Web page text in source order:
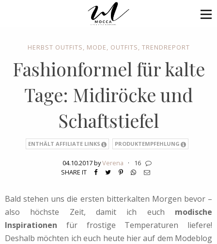
HERBST OUTFITS, MODE, OUTFITS, TRENDREPORT
Fashionformel für kalte
Tage: Midiröcke und
Schaftstiefel
ENTHÄLT AFFILIATE LINKS PRODUKTEMPFEHLUNG
04.10.2017 byVerena ·
16
SHARE IT
Bald stehen uns die ersten bitterkalten Morgen bevor –
also höchste Zeit, damit ich euch modische
Inspirationen für frostige Temperaturen liefere!
Deshalb möchten ich euch heute hier auf dem Modeblog